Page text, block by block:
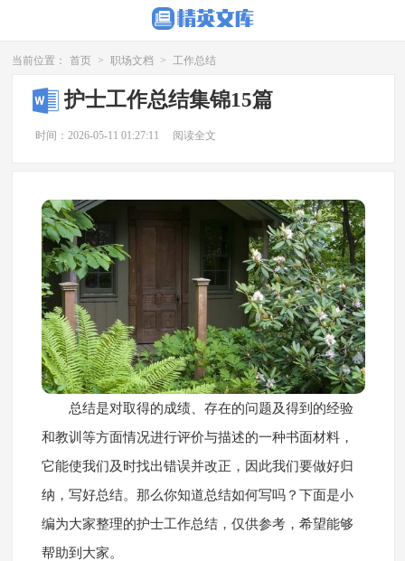
当前位置： 首页 > 职场文档 > 工作总结
护士工作总结集锦15篇
时间：2026-05-11 01:27:11 阅读全文
总结是对取得的成绩、存在的问题及得到的经验
和教训等方面情况进行评价与描述的一种书面材料，
它能使我们及时找出错误并改正，因此我们要做好归
纳，写好总结。那么你知道总结如何写吗？下面是小
编为大家整理的护士工作总结，仅供参考，希望能够
帮助到大家。